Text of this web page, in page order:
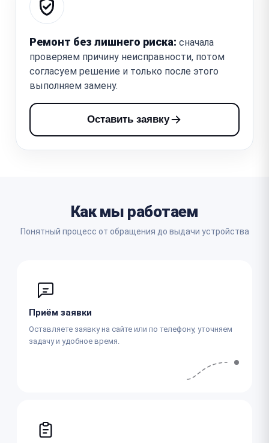
Ремонт без лишнего риска: сначала
проверяем причину неисправности, потом
согласуем решение и только после этого
выполняем замену.
Оставить заявку
Как мы работаем
Понятный процесс от обращения до выдачи устройства
Приём заявки
Оставляете заявку на сайте или по телефону, уточняем
задачу и удобное время.